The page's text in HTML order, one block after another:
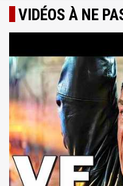
VIDÉOS À NE